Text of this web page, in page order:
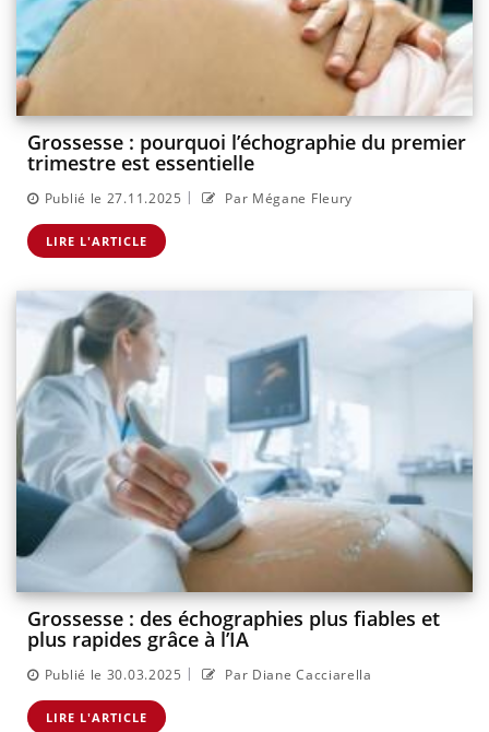
Grossesse : pourquoi l’échographie du premier
trimestre est essentielle
Publié le 27.11.2025 | Par Mégane Fleury
LIRE L'ARTICLE
Grossesse : des échographies plus fiables et
plus rapides grâce à l’IA
Publié le 30.03.2025 | Par Diane Cacciarella
LIRE L'ARTICLE